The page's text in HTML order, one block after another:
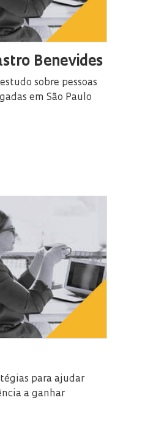
Benevides
sobre pessoas
em São Paulo
para ajudar
a ganhar